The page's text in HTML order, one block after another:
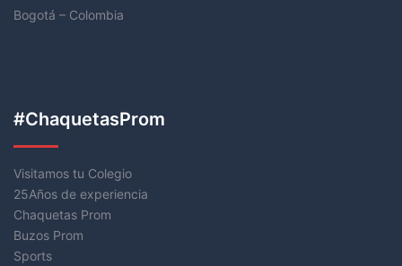
Bogotá – Colombia
#ChaquetasProm
Visitamos tu Colegio
25Años de experiencia
Chaquetas Prom
Buzos Prom
Sports